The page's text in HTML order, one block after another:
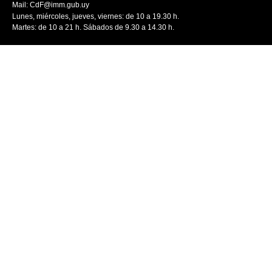
Mail: CdF@imm.gub.uy
Lunes, miércoles, jueves, viernes: de 10 a 19.30 h.
Martes: de 10 a 21 h. Sábados de 9.30 a 14.30 h.